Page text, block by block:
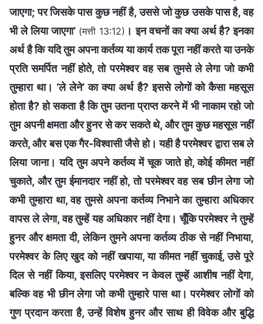
जाएगा; पर जिसके पास कुछ नहीं है, उससे जो कुछ उसके पास है, वह
भी ले लिया जाएगा’ (मत्ती 13:12) । इन वचनों का क्या अर्थ है? इनका
अर्थ है कि यदि तुम अपना कर्तव्य या कार्य तक पूरा नहीं करते या उनके
प्रति समर्पित नहीं होते, तो परमेश्वर वह सब तुमसे ले लेगा जो कभी
तुम्हारा था। ‘ले लेने’ का क्या अर्थ है? इससे लोगों को कैसा महसूस
होता है? हो सकता है कि तुम उतना प्राप्त करने में भी नाकाम रहो जो
तुम अपनी क्षमता और हुनर से कर सकते थे, और तुम कुछ महसूस नहीं
करते, और बस एक गैर-विश्वासी जैसे हो। यही है परमेश्वर द्वारा सब ले
लिया जाना। यदि तुम अपने कर्तव्य में चूक जाते हो, कोई कीमत नहीं
चुकाते, और तुम ईमानदार नहीं हो, तो परमेश्वर वह सब छीन लेगा जो
कभी तुम्हारा था, वह तुमसे अपना कर्तव्य निभाने का तुम्हारा अधिकार
वापस ले लेगा, वह तुम्हें यह अधिकार नहीं देगा। चूँकि परमेश्वर ने तुम्हें
हुनर और क्षमता दी, लेकिन तुमने अपना कर्तव्य ठीक से नहीं निभाया,
परमेश्वर के लिए खुद को नहीं खपाया, या कीमत नहीं चुकाई, उसे पूरे
दिल से नहीं किया, इसलिए परमेश्वर न केवल तुम्हें आशीष नहीं देगा,
बल्कि वह भी छीन लेगा जो कभी तुम्हारे पास था। परमेश्वर लोगों को
गुण प्रदान करता है, उन्हें विशेष हुनर और साथ ही विवेक और बुद्धि